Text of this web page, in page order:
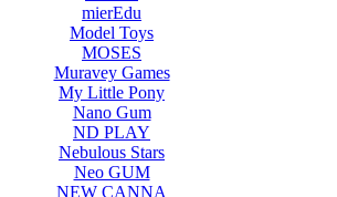
mierEdu
Model Toys
MOSES
Muravey Games
My Little Pony
Nano Gum
ND PLAY
Nebulous Stars
Neo GUM
NEW CANNA